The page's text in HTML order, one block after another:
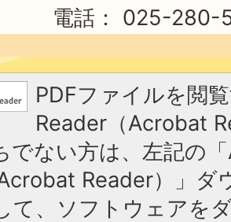
電話： 025-280-
PDFファイルを閲
Reader（Acrobat
でない方は、左記の
Reader）」ダ
て、ソフトウェアを